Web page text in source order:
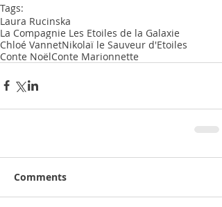
Tags:
Laura Rucinska
La Compagnie Les Etoiles de la Galaxie
Chloé VannetNikolaï le Sauveur d'Etoiles
Conte NoëlConte Marionnette
Comments